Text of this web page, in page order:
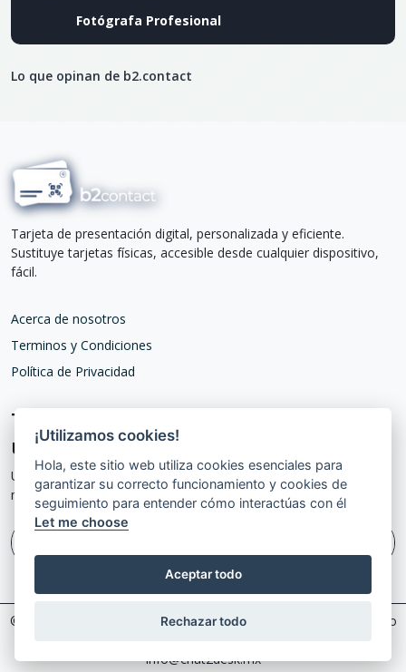
Fotógrafa Profesional
Lo que opinan de b2.contact
Tarjeta de presentación digital, personalizada y eficiente.
Sustituye tarjetas físicas, accesible desde cualquier dispositivo,
fácil.
Acerca de nosotros
Terminos y Condiciones
Política de Privacidad
Tu red de contactos merece más que
una simple tarjeta de papel.
Únete a B2Contact y transforma la forma en que te presentas al
mundo.
© 2026 B2Contact by Chat2desk México S.A. de C.V - 5 de febrero
info@chat2desk.mx
¡Utilizamos cookies!
Hola, este sitio web utiliza cookies esenciales para
garantizar su correcto funcionamiento y cookies de
seguimiento para entender cómo interactúas con él
Let me choose
Aceptar todo
Rechazar todo